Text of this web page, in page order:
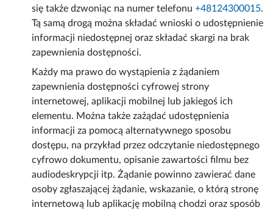
się także dzwoniąc na numer telefonu+48124300015.
Tą samą drogą można składać wnioski o udostępnienie
informacji niedostępnej oraz składać skargi na brak
zapewnienia dostępności.
Każdy ma prawo do wystąpienia z żądaniem
zapewnienia dostępności cyfrowej strony
internetowej, aplikacji mobilnej lub jakiegoś ich
elementu. Można także zażądać udostępnienia
informacji za pomocą alternatywnego sposobu
dostępu, na przykład przez odczytanie niedostępnego
cyfrowo dokumentu, opisanie zawartości filmu bez
audiodeskrypcji itp. Żądanie powinno zawierać dane
osoby zgłaszającej żądanie, wskazanie, o którą stronę
internetową lub aplikację mobilną chodzi oraz sposób